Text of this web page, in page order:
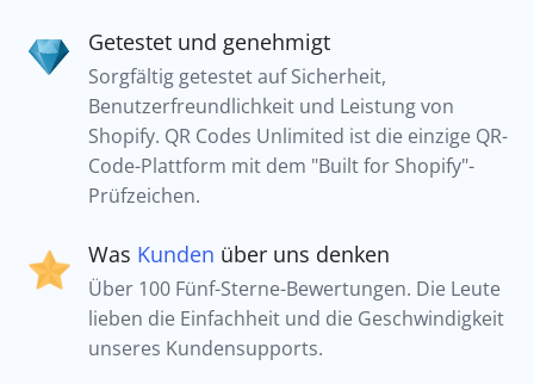
Getestet und genehmigt
Sorgfältig getestet auf Sicherheit,
Benutzerfreundlichkeit und Leistung von
Shopify. QR Codes Unlimited ist die einzige QR-
Code-Plattform mit dem "Built for Shopify"-
Prüfzeichen.
Was Kunden über uns denken
Über 100 Fünf-Sterne-Bewertungen. Die Leute
lieben die Einfachheit und die Geschwindigkeit
unseres Kundensupports.